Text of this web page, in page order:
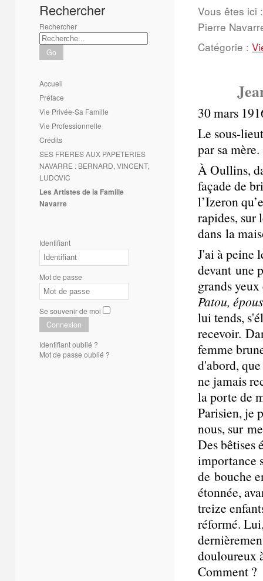
Rechercher
Rechercher
Go
Accueil
Préface
Vie Privée-Sa Famille
Vie Professionnelle
Crédits
SES FRERES AUX PAPETERIES
NAVARRE : BERNARD, VINCENT,
LUDOVIC
Les Artistes de la Famille
Navarre
Identifiant
Mot de passe
Se souvenir de moi
Connexion
Identifiant oublié ?
Mot de passe oublié ?
Vous êtes ici :
Pierre
Catégorie :
30 mars
Le sous-
par sa mère.
À Oullins,
façade de
l’Izeron
rapides, sur
dans la
J'ai à peine
devant une
grands
Patou,
lui tends,
recevoir.
femme
d'abord,
ne jamais
la porte de
Parisien, je
nous, sur
Des bêtises
importance
de bouche
étonnée,
treize
réformé.
douloureux
Comment